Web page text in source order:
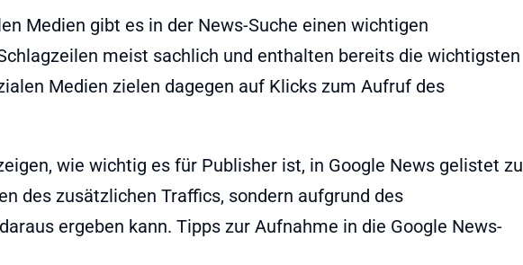
Medien gibt es in der News-Suche einen wichtigen
meist sachlich und enthalten bereits die wichtigsten
Medien zielen dagegen auf Klicks zum Aufruf des
wie wichtig es für Publisher ist, in Google News gelistet zu
des zusätzlichen Traffics, sondern aufgrund des
ergeben kann. Tipps zur Aufnahme in die Google News-